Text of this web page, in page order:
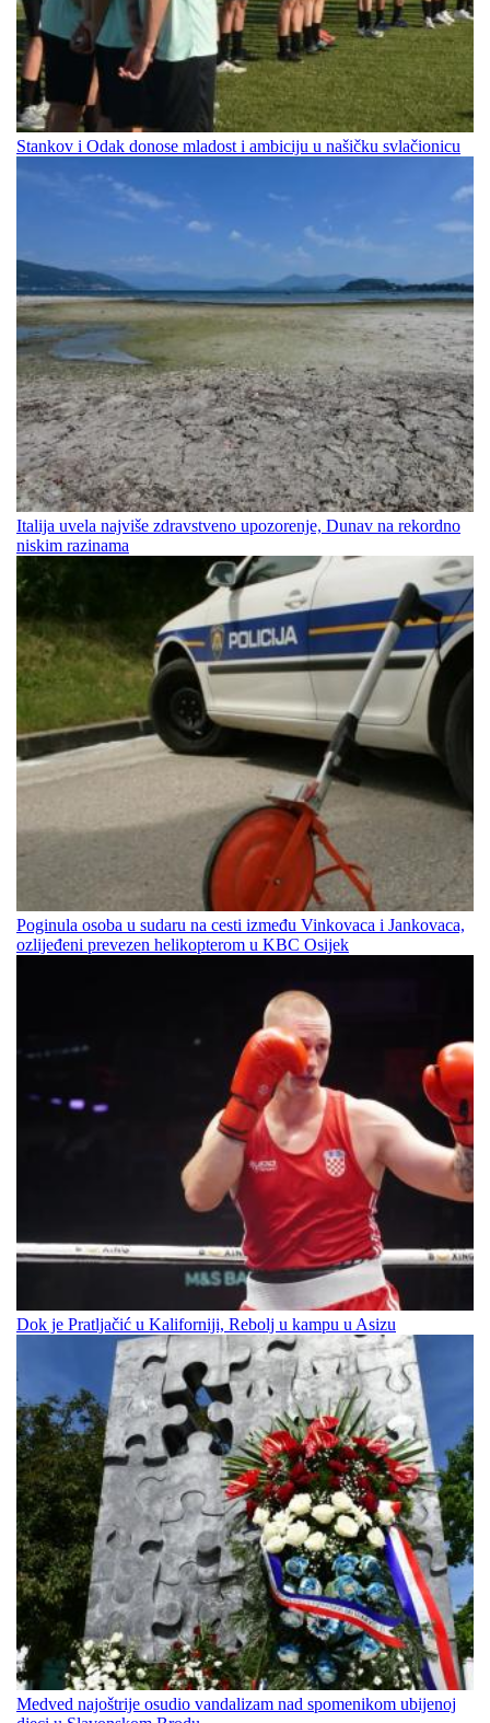
Stankov i Odak donose mladost i ambiciju u našičku svlačionicu
Italija uvela najviše zdravstveno upozorenje, Dunav na rekordno
niskim razinama
Poginula osoba u sudaru na cesti između Vinkovaca i Jankovaca,
ozlijeđeni prevezen helikopterom u KBC Osijek
Dok je Pratljačić u Kaliforniji, Rebolj u kampu u Asizu
Medved najoštrije osudio vandalizam nad spomenikom ubijenoj